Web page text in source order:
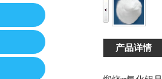
产品详情